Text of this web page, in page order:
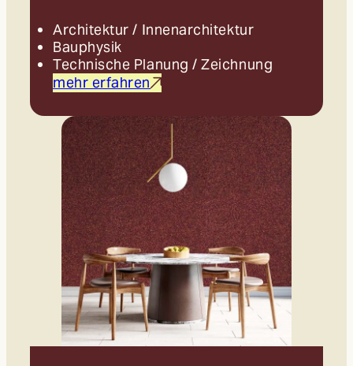
Architektur / Innenarchitektur
Bauphysik
Technische Planung / Zeichnung
mehr erfahren